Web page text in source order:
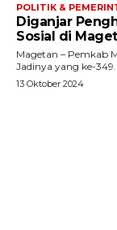
POLITIK &
Diganjar
Sosial di
Magetan – Pemkab
Jadinya yang ke-349.
13 Oktober 2024